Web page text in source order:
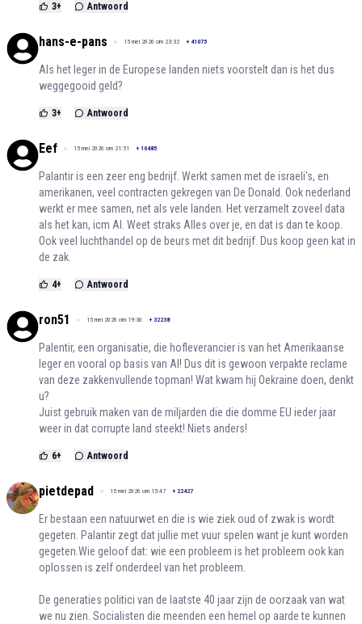
3+ Antwoord
hans-e-pans 15 mei 2026 om 23:32 + 41075
Als het leger in de Europese landen niets voorstelt dan is het dus
weggegooid geld?
3+ Antwoord
Eef 15 mei 2026 om 21:51 + 10485
Palantir is een zeer eng bedrijf. Werkt samen met de israeli's, en
amerikanen, veel contracten gekregen van De Donald. Ook nederland
werkt er mee samen, net als vele landen. Het verzamelt zoveel data
als het kan, icm AI. Weet straks Alles over je, en dat is dan te koop.
Ook veel luchthandel op de beurs met dit bedrijf. Dus koop geen kat in
de zak.
4+ Antwoord
ron51 15 mei 2026 om 19:30 + 32238
Palentir, een organisatie, die hofleverancier is van het Amerikaanse
leger en vooral op basis van AI! Dus dit is gewoon verpakte reclame
van deze zakkenvullende topman! Wat kwam hij Oekraine doen, denkt
u?
Juist gebruik maken van de miljarden die die domme EU ieder jaar
weer in dat corrupte land steekt! Niets anders!
6+ Antwoord
pietdepad 15 mei 2026 om 15:47 + 22427
Er bestaan een natuurwet en die is wie ziek oud of zwak is wordt
gegeten. Palantir zegt dat jullie met vuur spelen want je kunt worden
gegeten.Wie geloof dat: wie een probleem is het probleem ook kan
oplossen is zelf onderdeel van het probleem.
De generaties politici van de laatste 40 jaar zijn de oorzaak van wat
we nu zien. Socialisten die meenden een hemel op aarde te kunnen